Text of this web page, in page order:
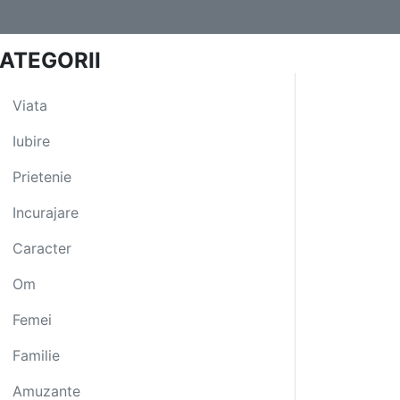
Viata
Iubire
Prietenie
Incurajare
Caracter
Om
Femei
Familie
Amuzante